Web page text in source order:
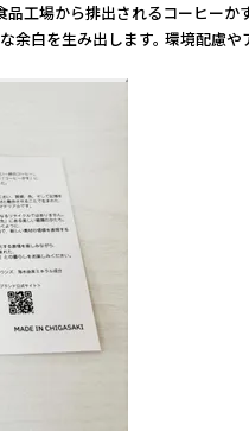
から排出されるコー
を生み出します。 環